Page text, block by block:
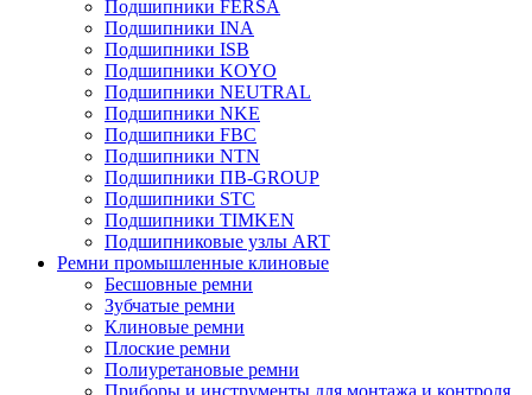
Подшипники FERSA
Подшипники INA
Подшипники ISB
Подшипники KOYO
Подшипники NEUTRAL
Подшипники NKE
Подшипники FBC
Подшипники NTN
Подшипники ПВ-GROUP
Подшипники STC
Подшипники TIMKEN
Подшипниковые узлы ART
Ремни промышленные клиновые
Бесшовные ремни
Зубчатые ремни
Клиновые ремни
Плоские ремни
Полиуретановые ремни
Приборы и инструменты для монтажа и контроля